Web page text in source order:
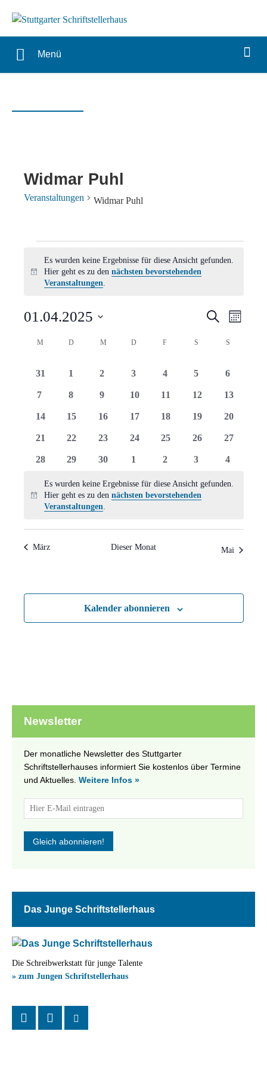
Menü
Widmar Puhl
Veranstaltungen Widmar Puhl
Hinweis
Es wurden keine Ergebnisse für diese Ansicht gefunden.
Hier geht es zu den nächsten bevorstehenden
Veranstaltungen.
Suche
SucheMonat
01.04.2025
Kalender
von
Veranstaltungen
M MONTAG
DDIENSTAG
M MITTWOCH
D DONNERSTAG
F FREITAGS SAMSTAG
S
0
31
0
1
0
2
0
3
0
4
0
5
0
6
0
7
0
8
0
9
0
10
0
11
0
12
0
13
0
14
0
15
0
16
0
17
0
18
0
19
0
20
0
21
0
22
0
23
0
24
0
25
0
26
0
27
0
28
0
29
0
30
0
1
0
2
0
3
0
4
Hinweis
Es wurden keine Ergebnisse für diese Ansicht gefunden.
Hier geht es zu den nächsten bevorstehenden
Veranstaltungen.
März Dieser Monat Mai
Kalender abonnieren
Newsletter
Der monatliche Newsletter des Stuttgarter
Schriftstellerhauses informiert Sie kostenlos über Termine
und Aktuelles. Weitere Infos »
Das Junge Schriftstellerhaus
Die Schreibwerkstatt für junge Talente
» zum Jungen Schriftstellerhaus